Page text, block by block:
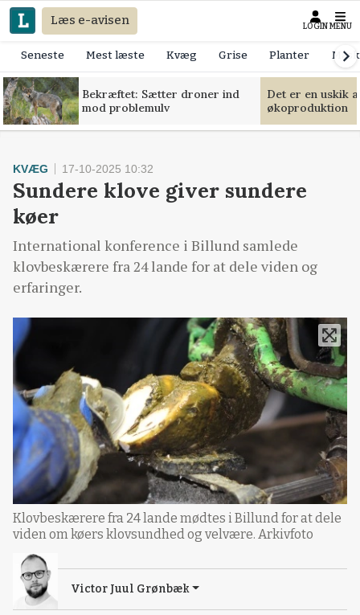
Læs e-avisen LOGIN MENU
Seneste Mest læste Kvæg Grise Planter
Bekræftet: Sætter droner ind
mod problemulv
Det er en uskik
økoproduktion
KVÆG 17-10-2025 10:32
Sundere klove giver sundere
køer
International konference i Billund samlede
klovbeskærere fra 24 lande for at dele viden og
erfaringer.
Klovbeskærere fra 24 lande mødtes i Billund for at dele
viden om køers klovsundhed og velvære. Arkivfoto
Victor Juul Grønbæk